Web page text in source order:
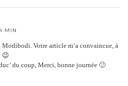
MIN
Votre article m’a convaincue, à
😉
du coup, Merci, bonne journée 🙂